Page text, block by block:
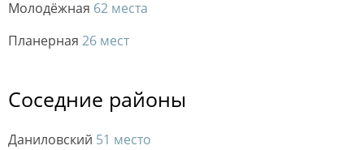
Молодёжная 62 места
Планерная 26 мест
Соседние районы
Даниловский 51 место